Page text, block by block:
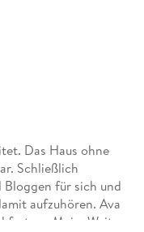
Das Haus ohne
Schließlich
Bloggen für sich und
aufzuhören. Ava
am Main. Weitere